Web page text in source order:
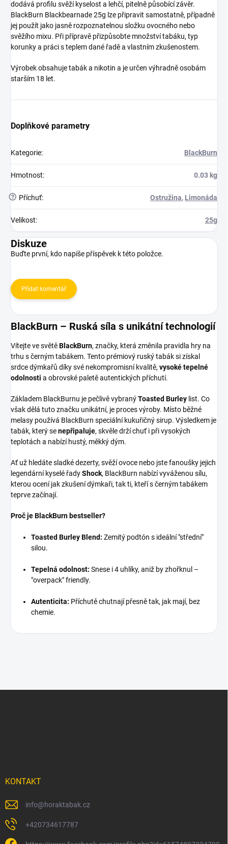
dodává profilu svěží kyselost a lehčí, pitelně působící závěr.
BlackBurn Blackbearnade 25g lze připravit samostatně, případně
jej použít jako jasně rozpoznatelnou složku ovocného nebo
svěžího mixu. Při přípravě přizpůsobte množství tabáku, typ
korunky a práci s teplem dané řadě a vlastním zkušenostem.
Výrobek obsahuje tabák a nikotin a je určen výhradně osobám
starším 18 let.
Doplňkové parametry
Kategorie: BlackBurn
Hmotnost: 0.03 kg
? Příchuť: Ostružina, Limonáda
Velikost: 25g
Diskuze
Buďte první, kdo napíše příspěvek k této položce.
Přidat komentář
BlackBurn – Ruská síla s unikátní technologií
Vítejte ve světěBlackBurn, značky, která změnila pravidla hry na
trhu s černým tabákem. Tento prémiový ruský tabák si získal
srdce dýmkařů díky své nekompromisní kvalitě, vysoké tepelné
odolnosti a obrovské paletě autentických příchutí.
Základem BlackBurnu je pečlivě vybranýToasted Burley list. Co
však dělá tuto značku unikátní, je proces výroby. Místo běžné
melasy používá BlackBurn speciální kukuřičný sirup. Výsledkem je
tabák, který senepřipaluje, skvěle drží chuť i při vysokých
teplotách a nabízí hustý, měkký dým.
Ať už hledáte sladké dezerty, svěží ovoce nebo jste fanoušky jejich
legendární kyselé řadyShock, BlackBurn nabízí vyváženou sílu,
kterou ocení jak zkušení dýmkaři, tak ti, kteří s černým tabákem
teprve začínají.
Proč je BlackBurn bestseller?
Toasted Burley Blend: Zemitý podtón s ideální "střední"
silou.
Tepelná odolnost: Snese i 4 uhlíky, aniž by zhořknul –
"overpack" friendly.
Autenticita: Příchutě chutnají přesně tak, jak mají, bez
chemie.
KONTAKT
info@horaktabak.cz
+420734617787